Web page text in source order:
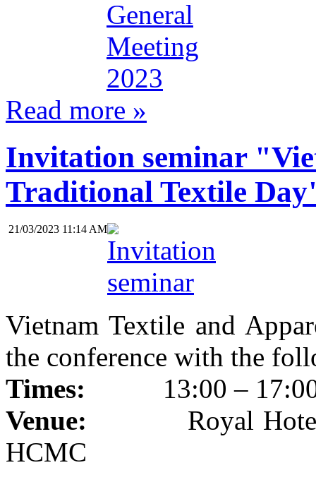
Read more »
Invitation seminar
Traditional Textile
21/03/2023 11:14 AM
Vietnam Textile and
the conference with the
Times: 13:00 – 17:00
Venue: Royal Hotel -
HCMC